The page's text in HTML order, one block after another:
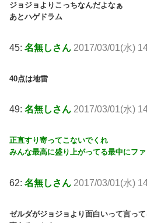
ジョジョよりこっちなんだよなぁ
あとハゲドラム
45: 名無しさん 2017/03/01(水)
40点は地雷
49: 名無しさん 2017/03/01(水)
正直すり寄ってこないでくれ
みんな最高に盛り上がってる最中にフ
62: 名無しさん 2017/03/01(水)
ゼルダがジョジョより面白いって言っ